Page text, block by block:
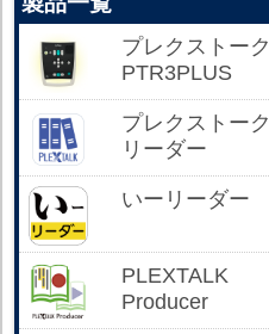
プレクストーク
PTR3PLUS
プレクストーク
リーダー
いーリーダー
PLEXTALK
Producer